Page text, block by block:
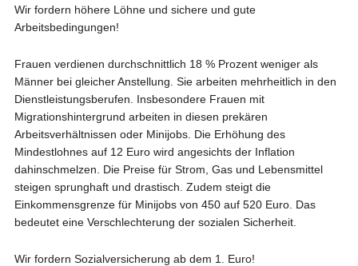
Wir fordern höhere Löhne und sichere und gute
Arbeitsbedingungen!
Frauen verdienen durchschnittlich 18 % Prozent weniger als
Männer bei gleicher Anstellung. Sie arbeiten mehrheitlich in den
Dienstleistungsberufen. Insbesondere Frauen mit
Migrationshintergrund arbeiten in diesen prekären
Arbeitsverhältnissen oder Minijobs. Die Erhöhung des
Mindestlohnes auf 12 Euro wird angesichts der Inflation
dahinschmelzen. Die Preise für Strom, Gas und Lebensmittel
steigen sprunghaft und drastisch. Zudem steigt die
Einkommensgrenze für Minijobs von 450 auf 520 Euro. Das
bedeutet eine Verschlechterung der sozialen Sicherheit.
Wir fordern Sozialversicherung ab dem 1. Euro!